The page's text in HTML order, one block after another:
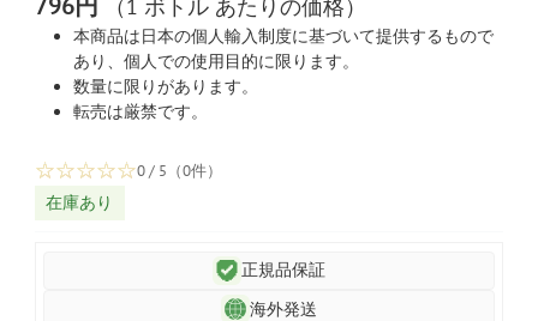
（1 ボトル あたりの価格）
本商品は日本の個人輸入制度に基づいて提供するもので
あり、個人での使用目的に限ります。
数量に限りがあります。
転売は厳禁です。
☆☆☆☆☆0 / 5（0件）
在庫あり
正規品保証
海外発送